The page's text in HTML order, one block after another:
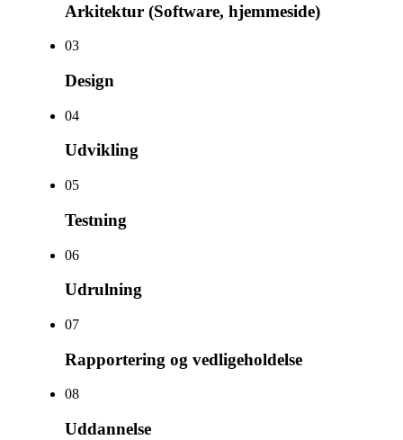
Arkitektur (Software, hjemmeside)
03
Design
04
Udvikling
05
Testning
06
Udrulning
07
Rapportering og vedligeholdelse
08
Uddannelse